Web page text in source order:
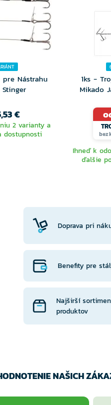
Nástrahu
€
2 varianty a
dostupnosti
1ks -
Mikado
bez
Ihneď k
ďalšie
Doprava pri
Benefity pre
Najširší
produktov
NAŠICH